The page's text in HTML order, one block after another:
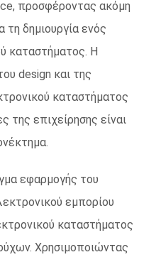
προσφέροντας ακόμη
τη δημιουργία ενός
καταστήματος. Η
design και της
καταστήματος
της επιχείρησης είναι
εφαρμογής του
εμπορίου
καταστήματος
Χρησιμοποιώντας